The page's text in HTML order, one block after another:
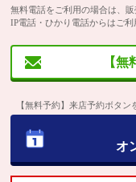
無料電話をご利用の場合は、
IP電話・ひかり電話からはご利
【
【無料予約】来店予約ボタ
オ